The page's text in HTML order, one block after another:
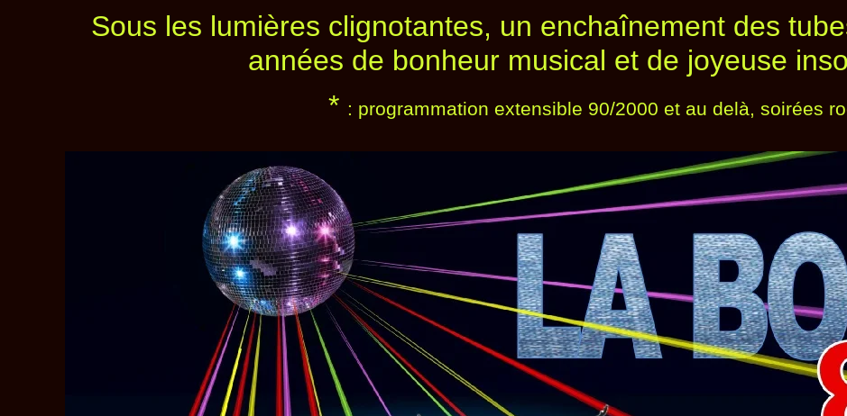
Sous les lumières clignotantes, un enchaînement des
années de bonheur musical et de joyeuse
* : programmation extensible 90/2000 et au delà, soirées